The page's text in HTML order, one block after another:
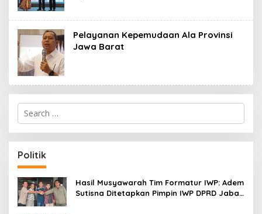
Pelayanan Kepemudaan Ala Provinsi
Jawa Barat
S
r
c
h
f
o
r
:
Politik
Hasil Musyawarah Tim Formatur IWP: Adem
Sutisna Ditetapkan Pimpin IWP DPRD Jabar